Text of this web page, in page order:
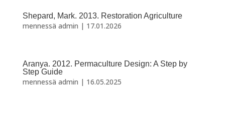
Shepard, Mark. 2013. Restoration Agriculture
mennessä admin | 17.01.2026
Aranya. 2012. Permaculture Design: A Step by
Step Guide
mennessä admin | 16.05.2025